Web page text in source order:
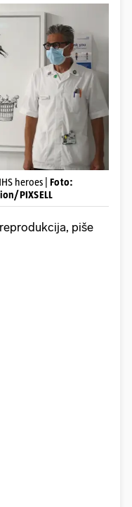
heroes | Foto:
PIXSELL
piše